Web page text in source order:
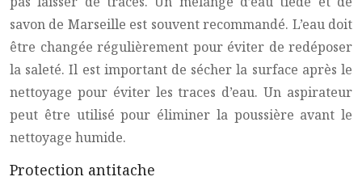
savon de Marseille est souvent recommandé. L’eau doit
être changée régulièrement pour éviter de redéposer
la saleté. Il est important de sécher la surface après le
nettoyage pour éviter les traces d’eau. Un aspirateur
peut être utilisé pour éliminer la poussière avant le
nettoyage humide.
Protection antitache